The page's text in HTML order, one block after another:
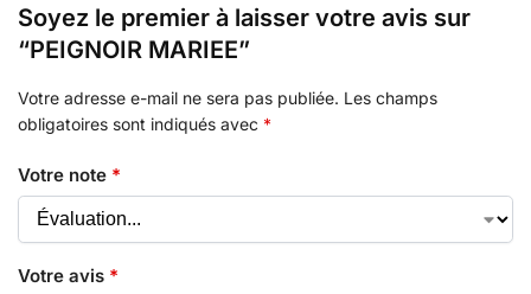
Soyez le premier à laisser votre avis sur
“PEIGNOIR MARIEE”
Votre adresse e-mail ne sera pas publiée. Les champs
obligatoires sont indiqués avec *
Votre note *
Votre avis *